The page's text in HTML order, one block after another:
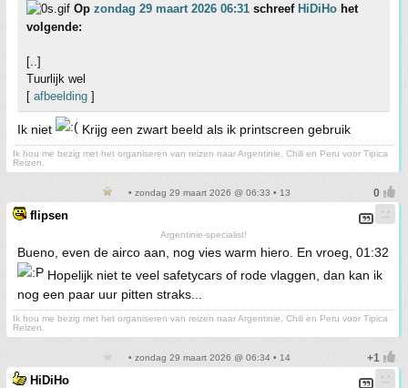
Op zondag 29 maart 2026 06:31 schreef HiDiHo het
volgende:
[..]
Tuurlijk wel
[ afbeelding ]
Ik niet Krijg een zwart beeld als ik printscreen gebruik
Ik hou me bezig met het organiseren van reizen naar Argentinie, Chili en Peru voor Tipica
Reizen.
• zondag 29 maart 2026 @ 06:33 • 13
flipsen
Argentinie-specialist!
Bueno, even de airco aan, nog vies warm hiero. En vroeg, 01:32
Hopelijk niet te veel safetycars of rode vlaggen, dan kan ik
nog een paar uur pitten straks...
Ik hou me bezig met het organiseren van reizen naar Argentinie, Chili en Peru voor Tipica
Reizen.
• zondag 29 maart 2026 @ 06:34 • 14
HiDiHo